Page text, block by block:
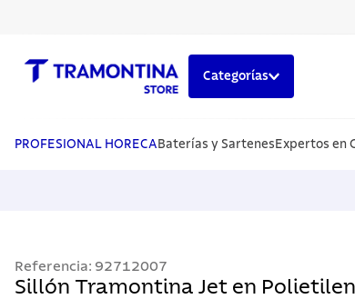
Categorías
PROFESIONAL HORECA Baterías y Sartenes Expertos en
Referencia: 92712007
Sillón Tramontina Jet en
1.
cuchillos
5 . ollas